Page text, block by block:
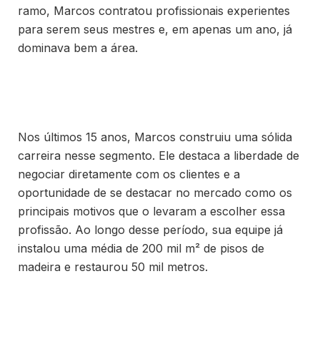
ramo, Marcos contratou profissionais experientes
para serem seus mestres e, em apenas um ano, já
dominava bem a área.
Nos últimos 15 anos, Marcos construiu uma sólida
carreira nesse segmento. Ele destaca a liberdade de
negociar diretamente com os clientes e a
oportunidade de se destacar no mercado como os
principais motivos que o levaram a escolher essa
profissão. Ao longo desse período, sua equipe já
instalou uma média de 200 mil m² de pisos de
madeira e restaurou 50 mil metros.